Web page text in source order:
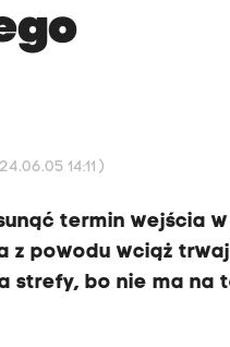
14:11 )
termin wejścia
z powodu wciąż
strefy, bo nie ma na